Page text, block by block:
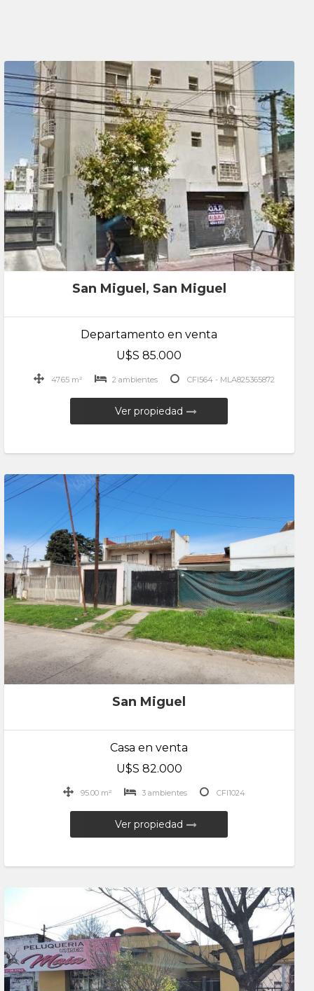
San Miguel, San Miguel
Departamento en venta
U$S 85.000
47.65 m² 2 ambientes CFI564 - MLA825365872
Ver propiedad
San Miguel
Casa en venta
U$S 82.000
95.00 m² 3 ambientes CFI1024
Ver propiedad